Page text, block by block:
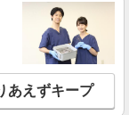
ち着いた雰囲気
払い有/週払い有/交
あえずキープ